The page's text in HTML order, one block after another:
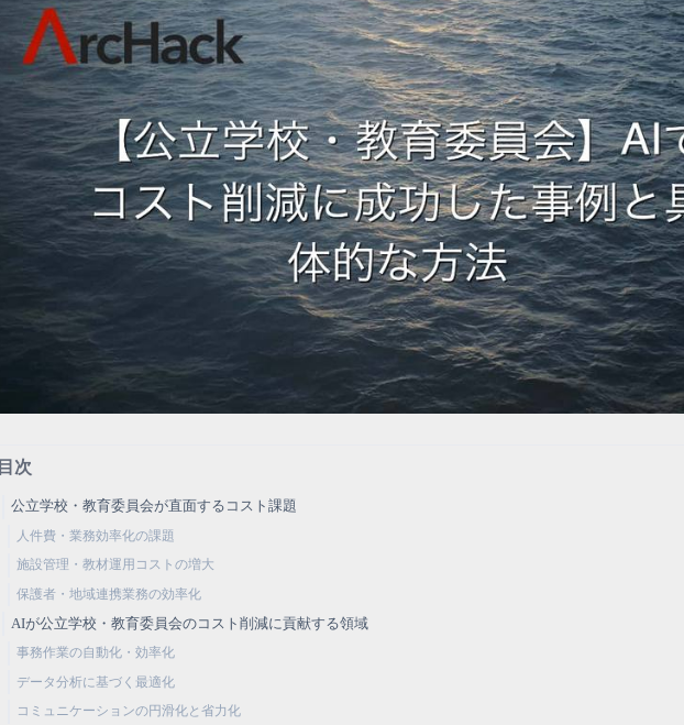
目次
公立学校・教育委員会が直面するコスト課題
人件費・業務効率化の課題
施設管理・教材運用コストの増大
保護者・地域連携業務の効率化
AIが公立学校・教育委員会のコスト削減に貢献する領域
事務作業の自動化・効率化
データ分析に基づく最適化
コミュニケーションの円滑化と省力化